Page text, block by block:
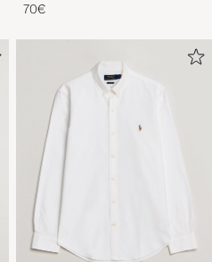
Smäck 👌
Tack för utbud!
OP CAREOFCARL.SE
M till kille 1.86 lång
Navy/Elite Blue
70€